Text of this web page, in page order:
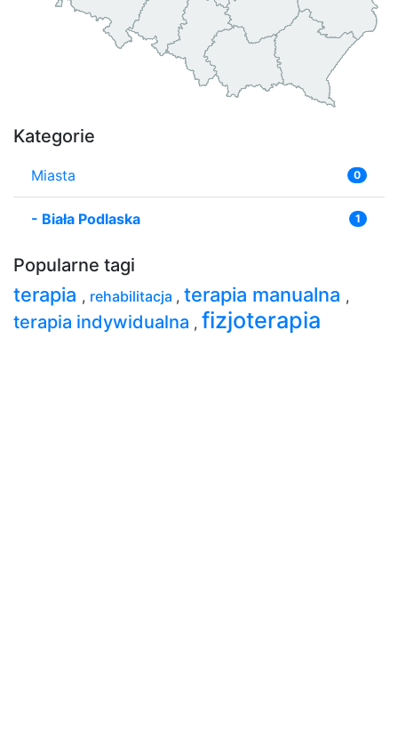
Kategorie
Miasta 0
- Biała Podlaska 1
Popularne tagi
terapia , rehabilitacja , terapia manualna ,
terapia indywidualna , fizjoterapia